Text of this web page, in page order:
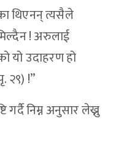
थिएनन् त्यसैले
! अरुलाई
यो उदाहरण हो
२९) !”
गर्दै निम्न अनुसार लेख्नु